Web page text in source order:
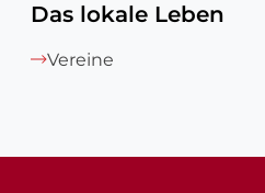
Das lokale Leben
Vereine